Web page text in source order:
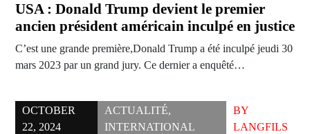
USA : Donald Trump devient le premier
ancien président américain inculpé en justice
C’est une grande première,Donald Trump a été inculpé jeudi 30
mars 2023 par un grand jury. Ce dernier a enquêté…
OCTOBER
22, 2024
ACTUALITÉ,
INTERNATIONAL
BY
LANGFILS